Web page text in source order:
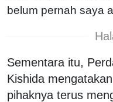
belum pernah saya
Sementara itu,
Kishida
pihaknya terus